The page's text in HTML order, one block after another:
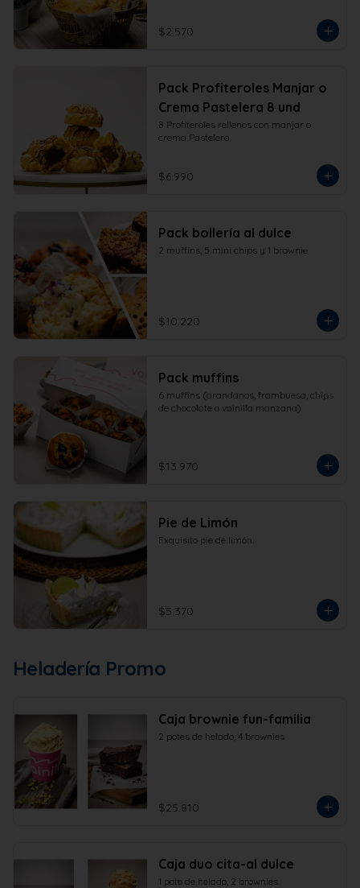
$2.570
Pack Profiteroles Manjar o
Crema Pastelera 8 und
8 Profiteroles rellenos con manjar o
crema Pastelera.
$6.990
Pack bollería al dulce
2 muffins, 5 mini chips y 1 brownie
$10.220
Pack muffins
6 muffins (arandanos, frambuesa, chips
de chocolate o vainilla manzana)
$13.970
Pie de Limón
Exquisito pie de limón.
$5.370
Heladería Promo
Caja brownie fun-familia
2 potes de helado, 4 brownies
$25.810
Caja duo cita-al dulce
1 pote de helado, 2 brownies.